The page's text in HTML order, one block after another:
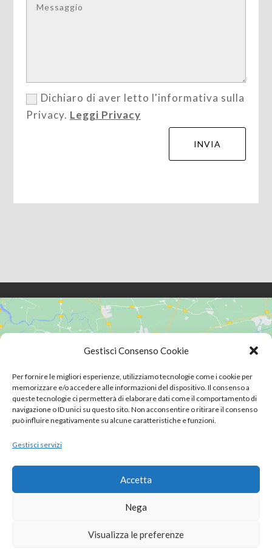
Gestisci Consenso Cookie
Per fornire le migliori esperienze, utilizziamo tecnologie come i cookie per
memorizzare e/o accedere alle informazioni del dispositivo. Il consenso a
queste tecnologie ci permetterà di elaborare dati come il comportamento di
navigazione o ID unici su questo sito. Non acconsentire o ritirare il consenso
può influire negativamente su alcune caratteristiche e funzioni.
Gestisci servizi
Accetta
Nega
Visualizza le preferenze
Dichiaro di aver letto l'informativa sulla
Privacy. Leggi Privacy
INVIA
Fai clic su "Accetto" per abilitare Google
maps
Cookie Policy
Accetto
Direttore Sanitario: Dr. Claudio Taglia |